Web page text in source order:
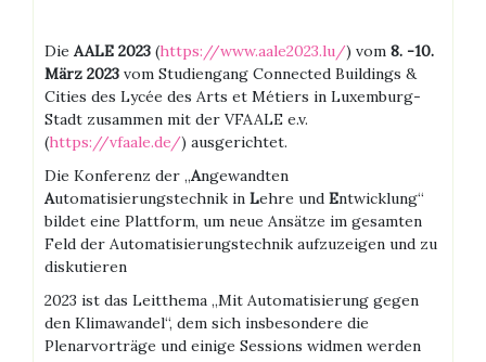
Die AALE 2023 (https://www.aale2023.lu/) vom 8. -10.
März 2023 vom Studiengang Connected Buildings &
Cities des Lycée des Arts et Métiers in Luxemburg-
Stadt zusammen mit der VFAALE e.v.
(https://vfaale.de/) ausgerichtet.
Die Konferenz der „Angewandten
Automatisierungstechnik in Lehre und Entwicklung“
bildet eine Plattform, um neue Ansätze im gesamten
Feld der Automatisierungstechnik aufzuzeigen und zu
diskutieren
2023 ist das Leitthema „Mit Automatisierung gegen
den Klimawandel“, dem sich insbesondere die
Plenarvorträge und einige Sessions widmen werden